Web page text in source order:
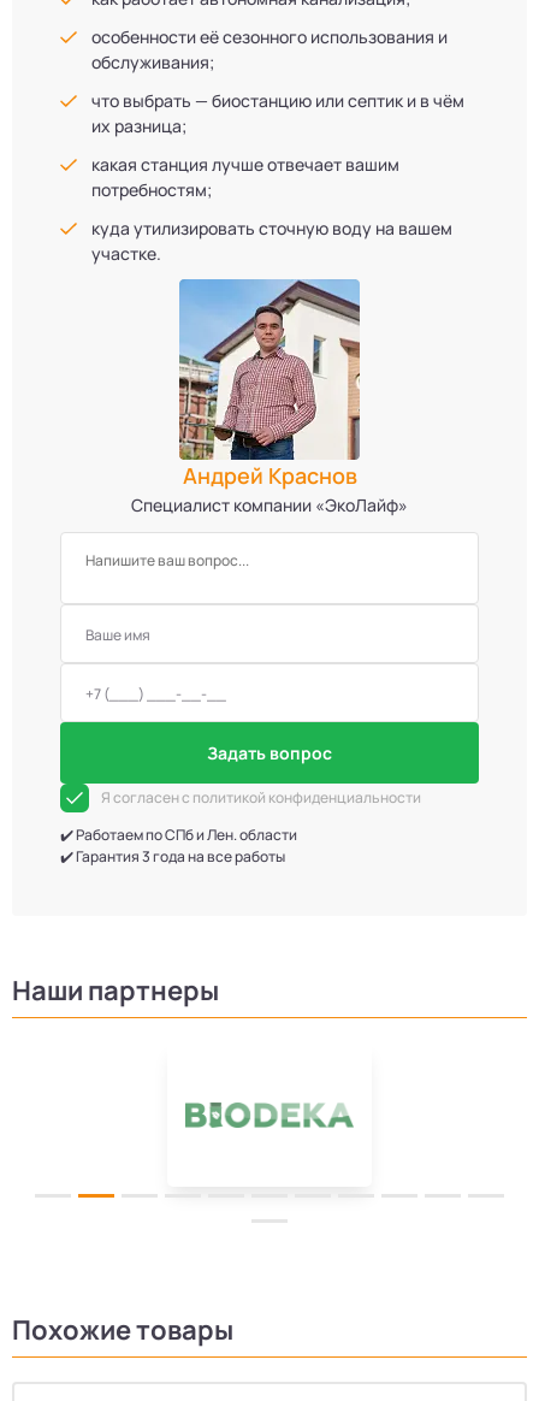
особенности её сезонного использования и
обслуживания;
что выбрать — биостанцию или септик и в чём
их разница;
какая станция лучше отвечает вашим
потребностям;
куда утилизировать сточную воду на вашем
участке.
Андрей Краснов
Специалист компании «ЭкоЛайф»
Задать вопрос
Я согласен с политикой конфиденциальности
✔️ Работаем по СПб и Лен. области
✔️ Гарантия 3 года на все работы
Наши партнеры
Похожие товары